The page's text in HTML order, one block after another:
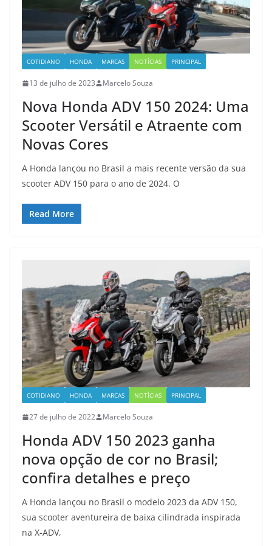
COTIDIANO HONDA MARCAS NOTÍCIAS PRINCIPAL
13 de julho de 2023 Marcelo Souza
Nova Honda ADV 150 2024: Uma
Scooter Versátil e Atraente com
Novas Cores
A Honda lançou no Brasil a mais recente versão da sua
scooter ADV 150 para o ano de 2024. O
Read More
COTIDIANO HONDA MARCAS NOTÍCIAS PRINCIPAL
27 de julho de 2022 Marcelo Souza
Honda ADV 150 2023 ganha
nova opção de cor no Brasil;
confira detalhes e preço
A Honda lançou no Brasil o modelo 2023 da ADV 150,
sua scooter aventureira de baixa cilindrada inspirada
na X-ADV,